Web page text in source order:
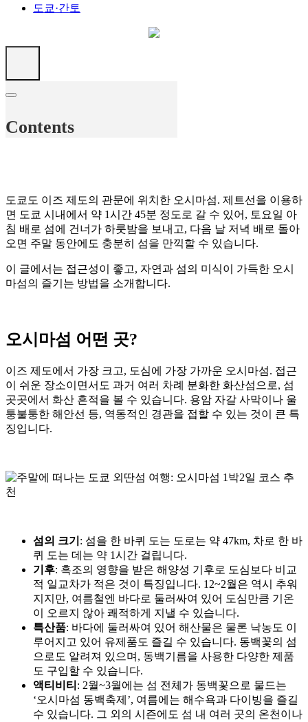
도쿄·간토
Contents
도쿄도 이즈 제도의 관문에 위치한 오시마섬. 제트선을 이용하
면 도쿄 시내에서 약 1시간 45분 정도로 갈 수 있어, 토요일 아
침 배로 섬에 건너가 하룻밤을 보내고, 다음 날 저녁 배로 돌아
오면 주말 동안에도 충분히 섬을 만끽할 수 있습니다.
이 글에서는 접근성이 좋고, 자연과 섬의 미식이 가득한 오시
마섬의 즐기는 방법을 소개합니다.
오시마섬 어떤 곳?
이즈 제도에서 가장 크고, 도심에 가장 가까운 오시마섬. 접근
이 쉬운 장소이면서도 과거 여러 차례 분화한 화산섬으로, 섬
곳곳에서 화산 흔적을 볼 수 있습니다. 용암 자갈 사막이나 울
퉁불퉁한 해안선 등, 역동적인 경관을 접할 수 있는 것이 큰 특
징입니다.
섬의 크기 : 섬을 한 바퀴 도는 도로는 약 47km, 차로 한 바
퀴 도는 데는 약 1시간 걸립니다.
기후: 흑조의 영향을 받은 해양성 기후로 도심보다 비교
적 일교차가 적은 것이 특징입니다. 12~2월은 역시 추워
지지만, 여름철엔 바다로 둘러싸여 있어 도심만큼 기온
이 오르지 않아 쾌적하게 지낼 수 있습니다.
특산품: 바다에 둘러싸여 있어 해산물은 물론 낙농도 이
루어지고 있어 유제품도 즐길 수 있습니다. 동백꽃의 섬
으로도 알려져 있으며, 동백기름을 사용한 다양한 제품
도 구입할 수 있습니다.
액티비티 : 2월~3월에는 섬 전체가 동백꽃으로 물드는
‘오시마섬 동백축제’, 여름에는 해수욕과 다이빙을 즐길
수 있습니다. 그 외의 시즌에도 섬 내 여러 곳의 온천이나